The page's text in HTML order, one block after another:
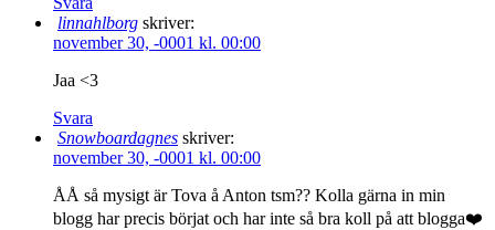
linnahlborg skriver:
november 30, -0001 kl. 00:00
Jaa <3
Svara
Snowboardagnes skriver:
november 30, -0001 kl. 00:00
ÅÅ så mysigt är Tova å Anton tsm?? Kolla gärna in min
blogg har precis börjat och har inte så bra koll på att blogga❤️